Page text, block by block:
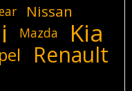
Nissan
Mazda Kia
Renault